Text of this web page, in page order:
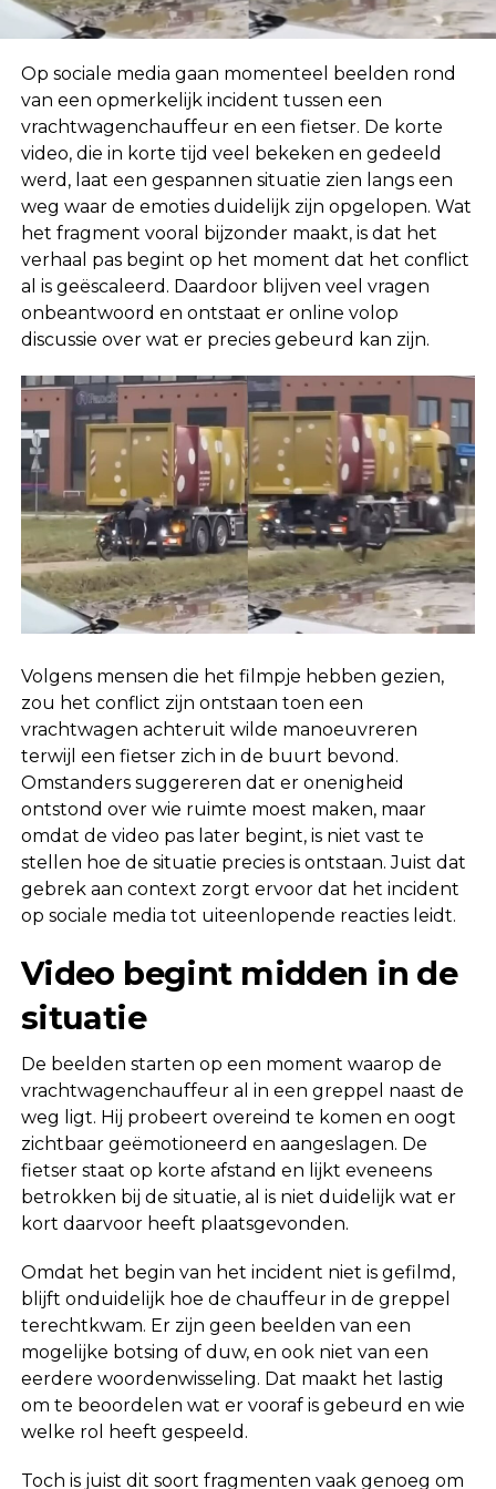
Op sociale media gaan momenteel beelden rond
van een opmerkelijk incident tussen een
vrachtwagenchauffeur en een fietser. De korte
video, die in korte tijd veel bekeken en gedeeld
werd, laat een gespannen situatie zien langs een
weg waar de emoties duidelijk zijn opgelopen. Wat
het fragment vooral bijzonder maakt, is dat het
verhaal pas begint op het moment dat het conflict
al is geëscaleerd. Daardoor blijven veel vragen
onbeantwoord en ontstaat er online volop
discussie over wat er precies gebeurd kan zijn.
Volgens mensen die het filmpje hebben gezien,
zou het conflict zijn ontstaan toen een
vrachtwagen achteruit wilde manoeuvreren
terwijl een fietser zich in de buurt bevond.
Omstanders suggereren dat er onenigheid
ontstond over wie ruimte moest maken, maar
omdat de video pas later begint, is niet vast te
stellen hoe de situatie precies is ontstaan. Juist dat
gebrek aan context zorgt ervoor dat het incident
op sociale media tot uiteenlopende reacties leidt.
Video begint midden in de
situatie
De beelden starten op een moment waarop de
vrachtwagenchauffeur al in een greppel naast de
weg ligt. Hij probeert overeind te komen en oogt
zichtbaar geëmotioneerd en aangeslagen. De
fietser staat op korte afstand en lijkt eveneens
betrokken bij de situatie, al is niet duidelijk wat er
kort daarvoor heeft plaatsgevonden.
Omdat het begin van het incident niet is gefilmd,
blijft onduidelijk hoe de chauffeur in de greppel
terechtkwam. Er zijn geen beelden van een
mogelijke botsing of duw, en ook niet van een
eerdere woordenwisseling. Dat maakt het lastig
om te beoordelen wat er vooraf is gebeurd en wie
welke rol heeft gespeeld.
Toch is juist dit soort fragmenten vaak genoeg om